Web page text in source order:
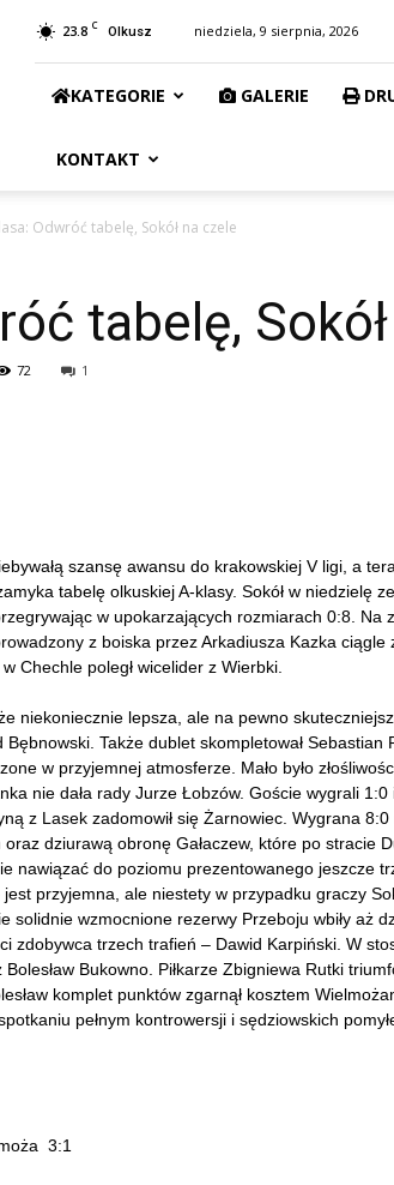
23.8 C Olkusz niedziela, 9 sierpnia, 2026
KATEGORIE GALERIE
KONTAKT
Odwróć tabelę, Sokół na czele
tabelę,
72 1
szansę awansu do krakowskiej V ligi, a
tabelę olkuskiej A-klasy. Sokół w niedzielę
w upokarzających rozmiarach 0:8. Na
z boiska przez Arkadiusza Kazka ciągle
Chechle poległ wicelider z Wierbki.
niekoniecznie lepsza, ale na pewno
Także dublet skompletował Sebastian
w przyjemnej atmosferze. Mało było
nie dała rady Jurze Łobzów. Goście wygrali 1:0
z Lasek zadomowił się Żarnowiec. Wygrana 8:0
dziurawą obronę Gałaczew, które po stracie
nawiązać do poziomu prezentowanego jeszcze
przyjemna, ale niestety w przypadku graczy
solidnie wzmocnione rezerwy Przeboju wbiły aż
zdobywca trzech trafień – Dawid Karpiński. W
Bukowno. Piłkarze Zbigniewa Rutki
komplet punktów zgarnął kosztem
pełnym kontrowersji i sędziowskich
3:1